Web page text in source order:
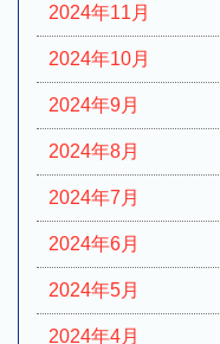
2024年11月
2024年10月
2024年9月
2024年8月
2024年7月
2024年6月
2024年5月
2024年4月